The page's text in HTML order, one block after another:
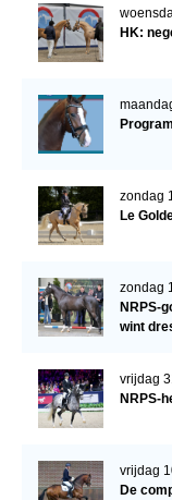
HK:
zondag
Le
zondag
NRPS-
wint
vrijdag
NRPS-
vrijdag
De